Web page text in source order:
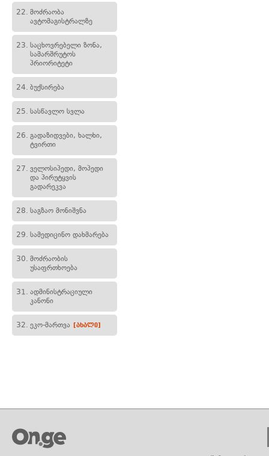
22. მოძრაობა
ავტომაგისტრალზე
23. საცხოვრებელი ზონა,
სამარშრუტოს
პრიორიტეტი
24. ბუქსირება
25. სასწავლო სვლა
26. გადაზიდვები, ხალხი,
ტვირთი
27. ველოსიპედი, მოპედი
და პირუტყვის
გადარეკვა
28. საგზაო მონიშვნა
29. სამედიცინო დახმარება
30. მოძრაობის
უსაფრთხოება
31. ადმინისტრაციული
კანონი
32. ეკო-მართვა [ახალი]